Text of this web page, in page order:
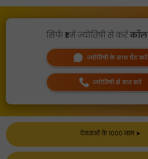
सिर्फ₹1में ज्योतिषी से करेंकॉल
ज्योतिषी के साथ चैट करें
ज्योतिषी से बात करें
देवताओं के 1000 नाम➤